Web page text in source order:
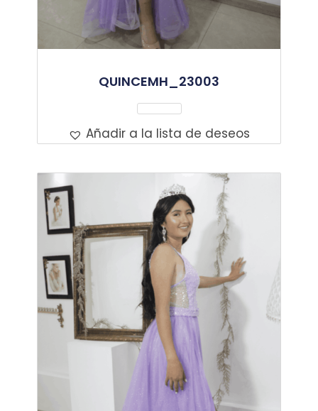
QUINCEMH_23003
Leer Más
Añadir a la lista de deseos